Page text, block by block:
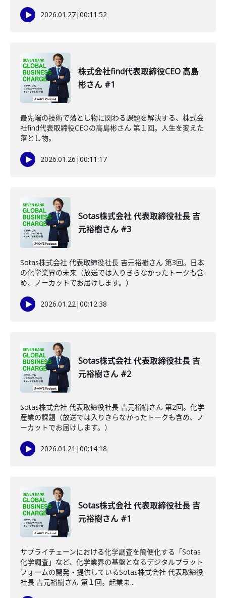
2026.01.27|00:11:52
株式会社find代表取締役CEO 高島
彬さん #1
最先端の技術で落とし物に関わる課題を解決する、株式会
社find代表取締役CEOの高島彬さん 第１回。人生を変えた
落とし物。
2026.01.26 |00:11:17
Sotas株式会社 代表取締役社長 吉
元裕樹さん #3
Sotas株式会社 代表取締役社長 吉元裕樹さん 第3回。日本
の化学業界の未来（放送では入りきらなかったトークも含
め、ノーカットでお届けします。）
2026.01.22|00:12:38
Sotas株式会社 代表取締役社長 吉
元裕樹さん #2
Sotas株式会社 代表取締役社長 吉元裕樹さん 第2回。化学
産業の課題（放送では入りきらなかったトークも含め、ノ
ーカットでお届けします。）
2026.01.21 |00:14:18
Sotas株式会社 代表取締役社長 吉
元裕樹さん #1
サプライチェーンにおける化学調査を簡便化する「Sotas
化学調査」など、化学業界の基盤となるデジタルプラット
フォームの開発・提供しているSotas株式会社 代表取締役
社長 吉元裕樹さん 第１回。起業ま...